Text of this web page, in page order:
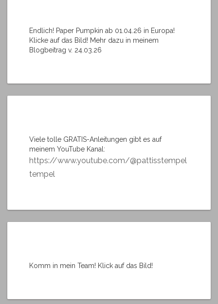
Endlich! Paper Pumpkin ab 01.04.26 in Europa!
Klicke auf das Bild! Mehr dazu in meinem
Blogbeitrag v. 24.03.26
Viele tolle GRATIS-Anleitungen gibt es auf
meinem YouTube Kanal:
https://www.youtube.com/@pattisstempel
tempel
Komm in mein Team! Klick auf das Bild!